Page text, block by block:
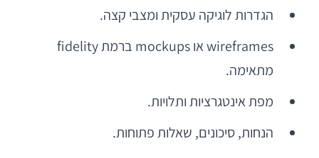
הגדרות לוגיקה עסקית ומצבי קצה.
wireframes או mockups ברמת fidelity
מתאימה.
מפת אינטגרציות ותלויות.
הנחות, סיכונים, שאלות פתוחות.